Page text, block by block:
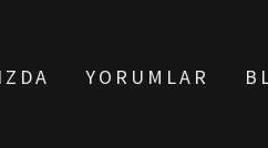
YORUMLAR